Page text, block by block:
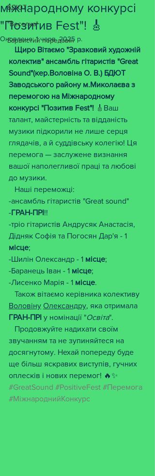
БДЮТ
"Веселка"
Барвистий передзвін
міжнародному конкурсі
"Позитив Fest"! 🎸
Оновлено:1 черв. 2025 р.
колектив" ансамбль гітаристів "Great
Sound"(кер.Воловіна О. В.) БДЮТ
Заводського району м.Миколаєва з
перемогою на Міжнародному
конкурсі "Позитив Fest"! 🎸Ваш
талант, майстерність та відданість
музики підкорили не лише серця
глядачів, а й суддівську колегію! Ця
перемога — заслужене визнання
вашої наполегливої ​​праці та любові
до музики.
   Наші переможці:
-ансамбль гітаристів "Great sound"
-ГРАН-ПРІ!!
-тріо гітаристів Андрусяк Анастасія,
Дідняк Софія та Погосян Дар'я - 1
місце;
-Шилін Олександр - 1 місце;
-Баранець Іван - 1 місце;
-Лисенко Марія - 1 місце.
   Також вітаємо керівника колективу
Воловіну Олександру, яка отримала
ГРАН-ПРІ у номінації "Освіта".
звучанням та не зупиняйтеся на
досягнутому. Нехай попереду буде
ще більш яскравих виступів, гучних
оплесків і нових перемог! 🔥✨
#GreatSound #PositiveFest #Перемога
#МіжнароднийКонкурс